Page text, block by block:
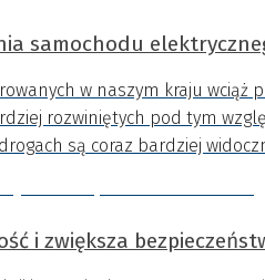
samochodu
w naszym kraju wciąż
rozwiniętych pod tym
są coraz bardziej
i zwiększa